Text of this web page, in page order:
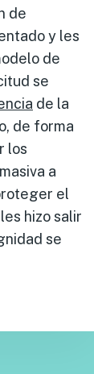
de
y les
de
se
de la
de forma
los
a
el
hizo salir
se